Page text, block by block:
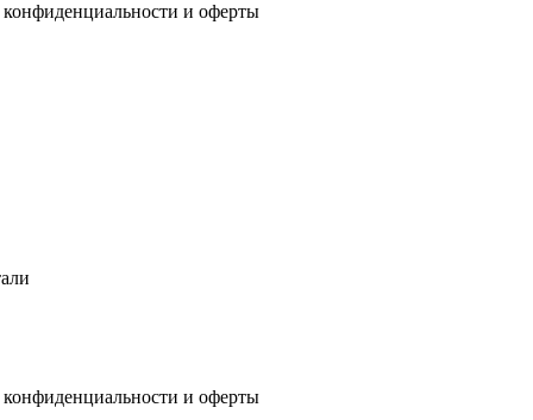
и оферты
и оферты